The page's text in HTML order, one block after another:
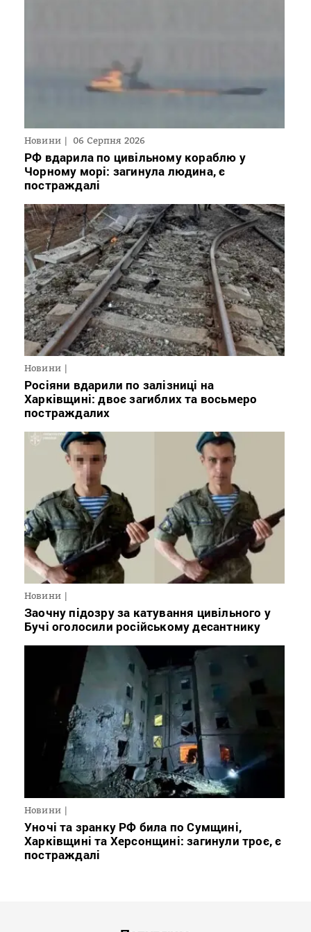
Новини 06 Серпня 2026
РФ вдарила по цивільному кораблю у
Чорному морі: загинула людина, є
постраждалі
Новини
Росіяни вдарили по залізниці на
Харківщині: двоє загиблих та восьмеро
постраждалих
Новини
Заочну підозру за катування цивільного у
Бучі оголосили російському десантнику
Новини
Уночі та зранку РФ била по Сумщині,
Харківщині та Херсонщині: загинули троє, є
постраждалі